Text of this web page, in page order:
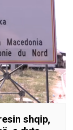
shqip,